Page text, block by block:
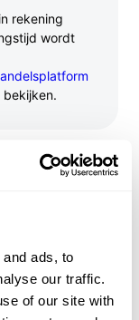
ads, to
our traffic.
of our site with
rekening
wordt
of zonder
maanden